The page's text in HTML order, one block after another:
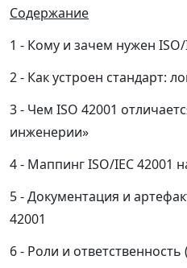
Содержание
Кому и зачем нужен ISO/
Как устроен стандарт:
Чем ISO 42001
инженерии»
Маппинг ISO/IEC 42001
Документация и
42001
Роли и